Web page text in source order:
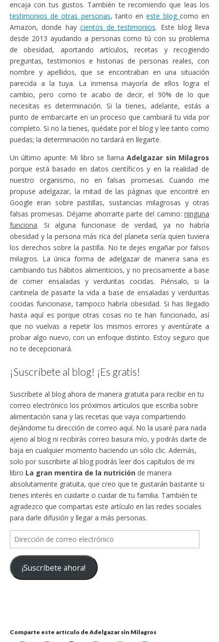
encaja con tus gustos. También te recomiendo que leas los
testimonios de otras personas, tanto eneste blog como en
Amazon, donde hay cientos de testimonios. Este blog lleva
desde 2013 ayudando a personas como tú con su problema
de obesidad, aportando artículos, recetas y recogiendo
preguntas, testimonios e historias de personas reales, con
nombre y apellidos, que se encontraban en una situación
parecida a la tuya. La inmensa mayoría de ellos logra el
cambio, pero como te acabo de decir, el 90% de lo que
necesitas es determinación. Si la tienes, adelante, estás a
punto de embarcarte en un proceso que cambiará tu vida por
completo. Si no la tienes, quédate por el blog y lee tanto como
puedas; la determinación no tardará en llegarte.
Un último apunte: Mi libro se llamaAdelgazar sin Milagros
porque está basado en datos científicos y en la realidad de
nuestro organismo, no en falsas promesas. Cuando me
propuse adelgazar, la mitad de las páginas que encontré en
Google eran sobre pastillas, sustancias milagrosas y otras
falsas promesas. Déjame ahorrarte parte del camino: ninguna
funciona. Si alguna funcionase de verdad, ya no habría
obesidad y la persona más rica del planeta sería quien tuviera
los derechos sobre la pastilla. No te dejes engañar por falsos
milagros. La única forma de adelgazar de manera sana es
cambiando tus hábitos alimenticios, y no precisamente a base
de comer ensaladas y verduritas cocidas. Piénsalo, si la
cantinela de pasarte la vida a base de ensaladas y verduritas
cocidas funcionase, tampoco habría obesidad. Si has llegado
hasta aquí es porque otras cosas no te han funcionado, así
que no vuelvas a repetir los mismos errores y aventúrate a
probar algo nuevo, con un enfoque distinto. Estoy seguro que
no te decepcionará.
¡Suscríbete al blog! ¡Es gratis!
Suscríbete al blog ahora de manera gratuita para recibir en tu
correo electrónico los próximos artículos que escriba sobre
alimentación sana y las recetas que vaya compartiendo
dejándome tu dirección de correo aquí. No la usaré para nada
ajeno al blog ni recibirás correo basura mío, y podrás darte de
baja en cualquier momento haciendo un sólo clic. Además,
solo por suscribirte al blog podrás leer dos capítulos de mi
libro La gran mentira de la nutrición de manera
absolutamente gratuita, que creo que te gustarán bastante si
tienes interés en cuidarte o cuidar de tu familia. También te
agradezco que compartas este artículo en las redes sociales
para darle difusión y llegar a más personas.
Dirección
de
correo
electrónico
¡Suscríbete ahora!
Comparte este artículo de Adelgazar sin Milagros